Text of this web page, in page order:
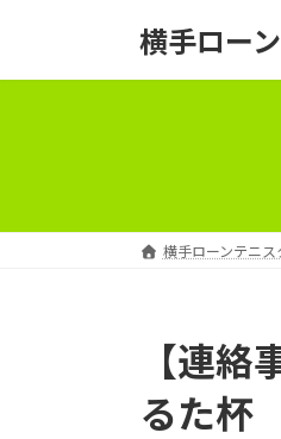
横手ロー
横手ローンテニ
【連
るた杯